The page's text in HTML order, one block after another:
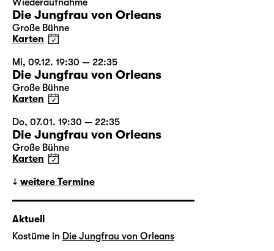
Wiederaufnahme
Die Jungfrau von Orleans
Große Bühne
Karten
Mi, 09.12. 19:30 — 22:35
Die Jungfrau von Orleans
Große Bühne
Karten
Do, 07.01. 19:30 — 22:35
Die Jungfrau von Orleans
Große Bühne
Karten
weitere Termine
Aktuell
Kostüme in Die Jungfrau von Orleans